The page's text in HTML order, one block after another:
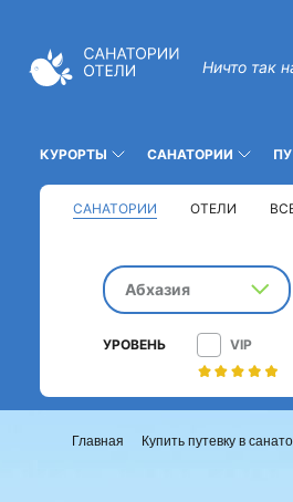
Ничто так
КУРОРТЫ САНАТОРИИ
САНАТОРИИ ОТЕЛИ
Абхазия
УРОВЕНЬ VIP
Главная Купить путевку в